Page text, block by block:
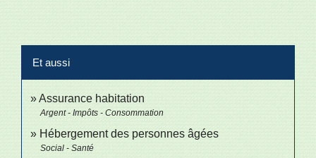
Et aussi
Assurance habitation
Argent - Impôts - Consommation
Hébergement des personnes âgées
Social - Santé